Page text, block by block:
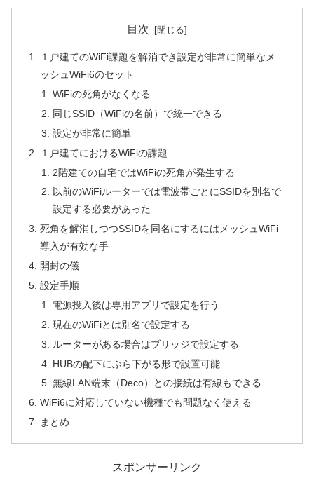
目次
１戸建てのWiFi課題を解消でき設定が非常に簡単なメ
ッシュWiFi6のセット
WiFiの死角がなくなる
同じSSID（WiFiの名前）で統一できる
設定が非常に簡単
１戸建てにおけるWiFiの課題
2階建ての自宅ではWiFiの死角が発生する
以前のWiFiルーターでは電波帯ごとにSSIDを別名で
設定する必要があった
死角を解消しつつSSIDを同名にするにはメッシュWiFi
導入が有効な手
開封の儀
設定手順
電源投入後は専用アプリで設定を行う
現在のWiFiとは別名で設定する
ルーターがある場合はブリッジで設定する
HUBの配下にぶら下がる形で設置可能
無線LAN端末（Deco）との接続は有線もできる
WiFi6に対応していない機種でも問題なく使える
まとめ
スポンサーリンク